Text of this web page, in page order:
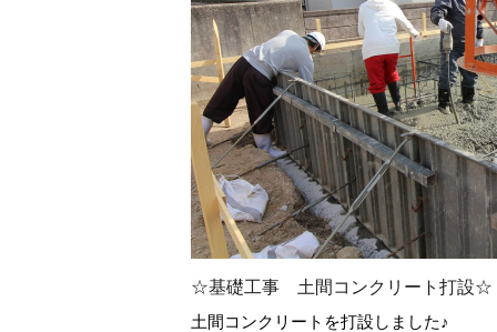
☆基礎工事 土間コンクリート打設☆
土間コンクリートを打設しました♪